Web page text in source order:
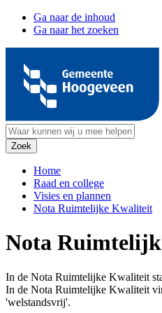
Ga naar de inhoud
Ga naar het zoeken
Home
Raad en college
Visies en plannen
Nota Ruimtelijke Kwaliteit
Nota
In de Nota Ruimtelijke Kwaliteit
In de Nota Ruimtelijke Kwaliteit
'welstandsvrij'.